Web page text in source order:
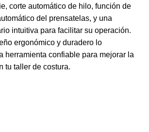
corte automático de hilo, función de
del prensatelas, y una
intuitiva para facilitar su operación.
ergonómico y duradero lo
herramienta confiable para mejorar la
tu taller de costura.